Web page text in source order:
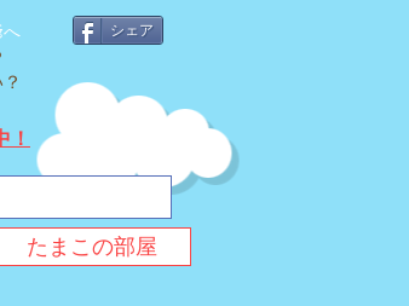
へ シェア
！
たまこの部屋